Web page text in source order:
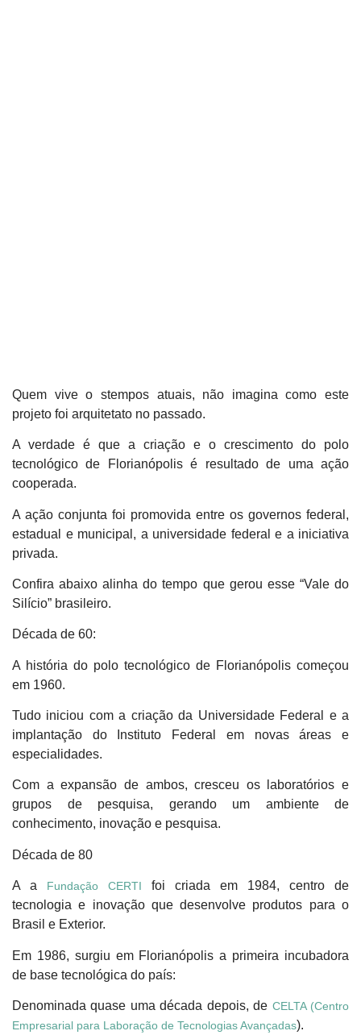
Quem vive o stempos atuais, não imagina como este
projeto foi arquitetato no passado.
A verdade é que a criação e o crescimento do polo
tecnológico de Florianópolis é resultado de uma ação
cooperada.
A ação conjunta foi promovida entre os governos federal,
estadual e municipal, a universidade federal e a iniciativa
privada.
Confira abaixo alinha do tempo que gerou esse “Vale do
Silício” brasileiro.
Década de 60:
A história do polo tecnológico de Florianópolis começou
em 1960.
Tudo iniciou com a criação da Universidade Federal e a
implantação do Instituto Federal em novas áreas e
especialidades.
Com a expansão de ambos, cresceu os laboratórios e
grupos de pesquisa, gerando um ambiente de
conhecimento, inovação e pesquisa.
Década de 80
A a Fundação CERTI foi criada em 1984, centro de
tecnologia e inovação que desenvolve produtos para o
Brasil e Exterior.
Em 1986, surgiu em Florianópolis a primeira incubadora
de base tecnológica do país:
Denominada quase uma década depois, de CELTA (Centro
Empresarial para Laboração de Tecnologias Avançadas).